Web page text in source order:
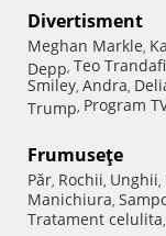
Divertisment
Meghan Markle,
Depp, Teo
Smiley, Andra,
Trump, Program
Frumuseţe
Păr, Rochii, Unghii,
Manichiura,
Tratament celulita,